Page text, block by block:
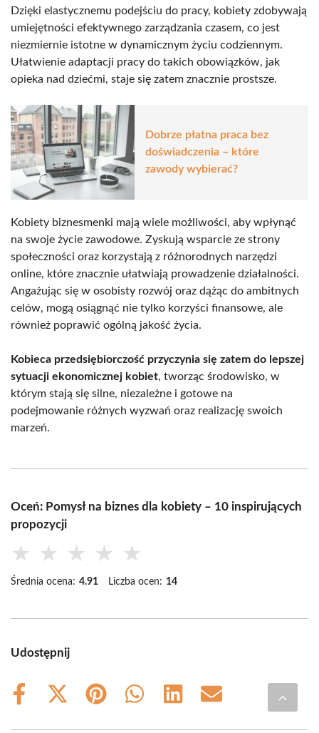
Dzięki elastycznemu podejściu do pracy, kobiety zdobywają
umiejętności efektywnego zarządzania czasem, co jest
niezmiernie istotne w dynamicznym życiu codziennym.
Ułatwienie adaptacji pracy do takich obowiązków, jak
opieka nad dziećmi, staje się zatem znacznie prostsze.
Dobrze płatna praca bez
doświadczenia – które
zawody wybierać?
Kobiety biznesmenki mają wiele możliwości, aby wpłynąć
na swoje życie zawodowe. Zyskują wsparcie ze strony
społeczności oraz korzystają z różnorodnych narzędzi
online, które znacznie ułatwiają prowadzenie działalności.
Angażując się w osobisty rozwój oraz dążąc do ambitnych
celów, mogą osiągnąć nie tylko korzyści finansowe, ale
również poprawić ogólną jakość życia.
Kobieca przedsiębiorczość przyczynia się zatem do lepszej
sytuacji ekonomicznej kobiet, tworząc środowisko, w
którym stają się silne, niezależne i gotowe na
podejmowanie różnych wyzwań oraz realizację swoich
marzeń.
Oceń: Pomysł na biznes dla kobiety – 10 inspirujących
propozycji
★ ★ ★ ★ ★
Średnia ocena: 4.91 Liczba ocen: 14
Udostępnij
Share
Share
Share
Share
Share
Share